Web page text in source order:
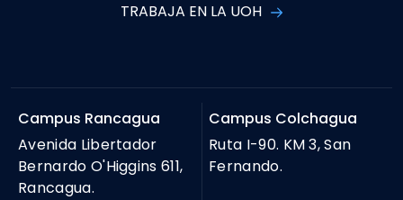
TRABAJA EN LA UOH
Campus Rancagua
Avenida Libertador
Bernardo O'Higgins 611,
Rancagua.
Campus Colchagua
Ruta I-90. KM 3, San
Fernando.